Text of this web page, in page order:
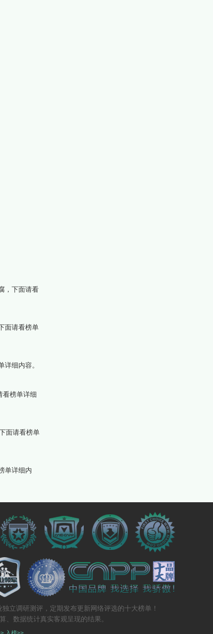
，下面请看
面请看榜单
细内容。
看榜单详细
面请看榜单
单详细内
立调研测评，定期发布更新网络评选的十大榜单！
数据统计真实客观呈现的结果。